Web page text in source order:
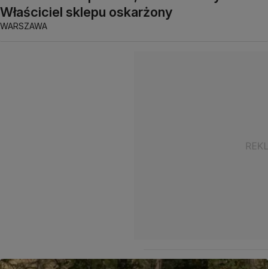
Właściciel sklepu oskarżony
WARSZAWA